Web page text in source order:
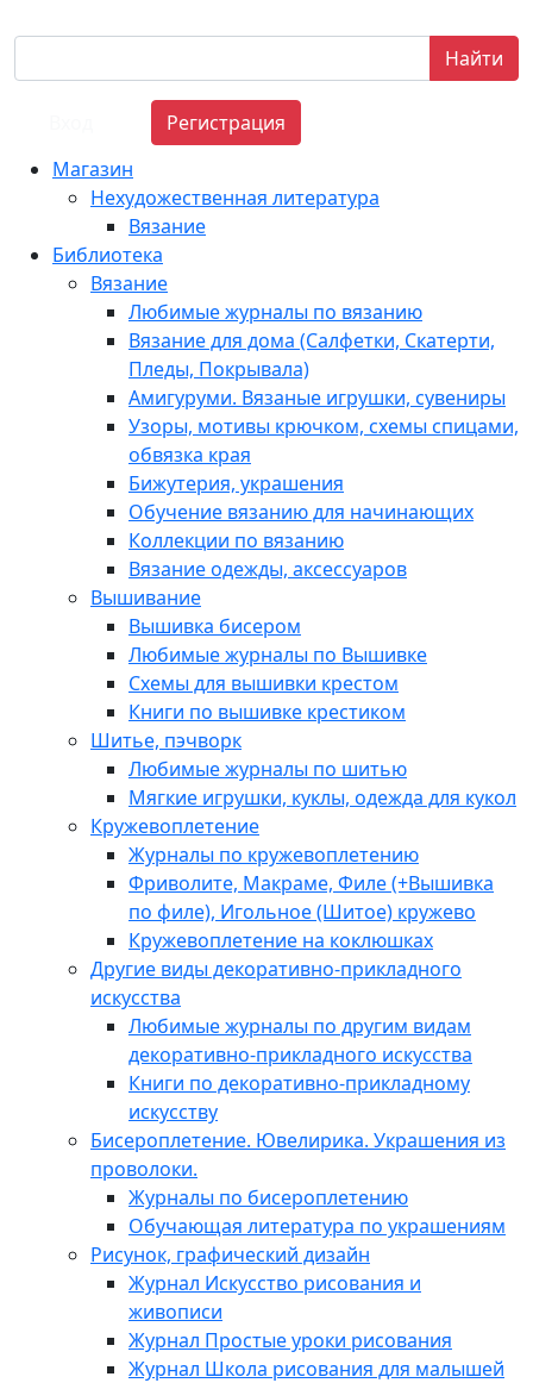
Найти
Регистрация
Магазин
Нехудожественная литература
Вязание
Библиотека
Вязание
Любимые журналы по вязанию
Вязание для дома (Салфетки, Скатерти,
Пледы, Покрывала)
Амигуруми. Вязаные игрушки, сувениры
Узоры, мотивы крючком, схемы спицами,
обвязка края
Бижутерия, украшения
Обучение вязанию для начинающих
Коллекции по вязанию
Вязание одежды, аксессуаров
Вышивание
Вышивка бисером
Любимые журналы по Вышивке
Схемы для вышивки крестом
Книги по вышивке крестиком
Шитье, пэчворк
Любимые журналы по шитью
Мягкие игрушки, куклы, одежда для кукол
Кружевоплетение
Журналы по кружевоплетению
Фриволите, Макраме, Филе (+Вышивка
по филе), Игольное (Шитое) кружево
Кружевоплетение на коклюшках
Другие виды декоративно-прикладного
искусства
Любимые журналы по другим видам
декоративно-прикладного искусства
Книги по декоративно-прикладному
искусству
Бисероплетение. Ювелирика. Украшения из
проволоки.
Журналы по бисероплетению
Обучающая литература по украшениям
Рисунок, графический дизайн
Журнал Искусство рисования и
живописи
Журнал Простые уроки рисования
Журнал Школа рисования для малышей